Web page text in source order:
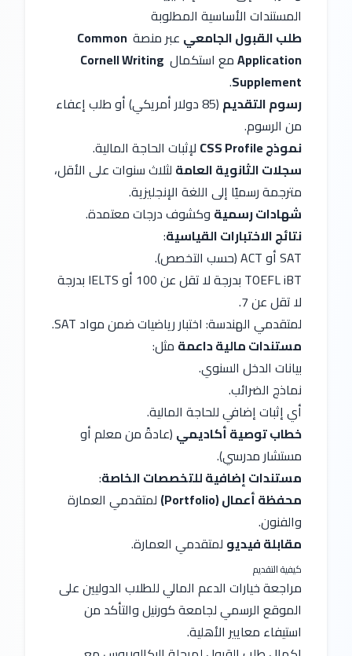
المستندات الأساسية المطلوبة
طلب القبول الجامعي عبر منصة Common
Application مع استكمال Cornell Writing
Supplement
.
رسوم التقديم
من الرسوم.
نموذج CSS Profile
لإثبات الحاجة المالية.
سجلات الثانوية العامة
مترجمة رسميًا إلى اللغة الإنجليزية.
شهادات رسمية وكشوف درجات معتمدة.
نتائج الاختبارات القياسية:
SAT أو ACT (حسب التخصص).
لا تقل عن 7.
لمتقدمي الهندسة: اختبار رياضيات ضمن مواد SAT.
مستندات مالية داعمة مثل:
بيانات الدخل السنوي.
نماذج الضرائب.
أي إثبات إضافي للحاجة المالية.
خطاب توصية أكاديمي
مستشار مدرسي).
مستندات إضافية للتخصصات الخاصة:
محفظة أعمال (Portfolio)
والفنون.
مقابلة فيديو لمتقدمي العمارة.
كيفية التقديم
استيفاء معايير الأهلية.